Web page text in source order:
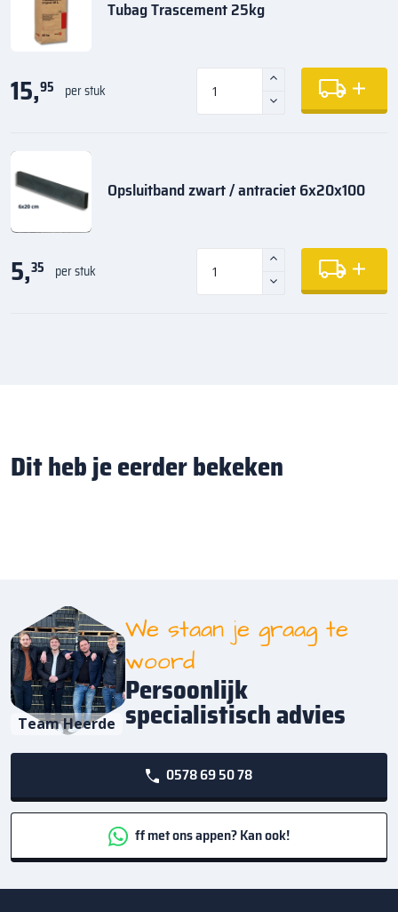
Tubag Trascement 25kg
15,95 per stuk
Opsluitband zwart / antraciet 6x20x100
5,35 per stuk
Dit heb je eerder bekeken
Team Heerde
We staan je graag te
woord
Persoonlijk
specialistisch advies
0578 69 50 78
ff met ons appen? Kan ook!